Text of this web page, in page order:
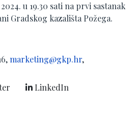
u 19.30 sati na prvi sastanak
Gradskog kazališta Požega.
marketing@gkp.hr,
LinkedIn